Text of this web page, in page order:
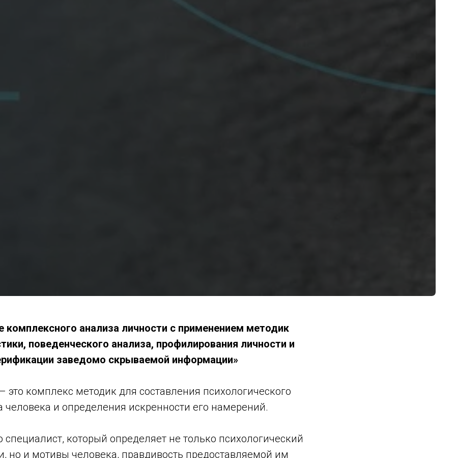
комплексного анализа личности с применением методик
поведенческого анализа, профилирования личности и
заведомо скрываемой информации»
это комплекс методик для составления психологического
человека и определения искренности его намерений.
специалист, который определяет не только психологический
но и мотивы человека, правдивость предоставляемой им